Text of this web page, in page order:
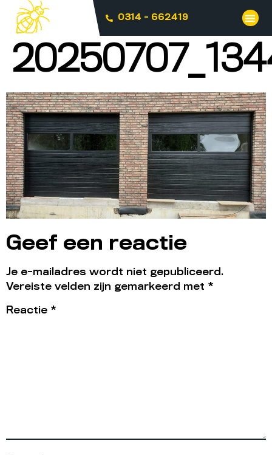
0314 - 662419
Geef een reactie
Je e-mailadres wordt niet gepubliceerd.
Vereiste velden zijn gemarkeerd met *
Reactie *